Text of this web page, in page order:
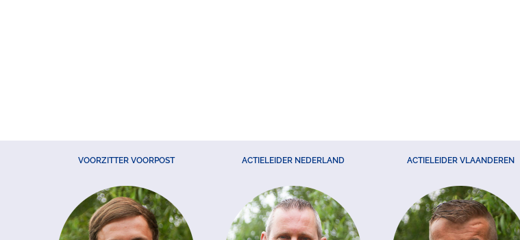
VOORZITTER VOORPOST ACTIELEIDER NEDERLAND ACTIELEIDER VLAANDEREN